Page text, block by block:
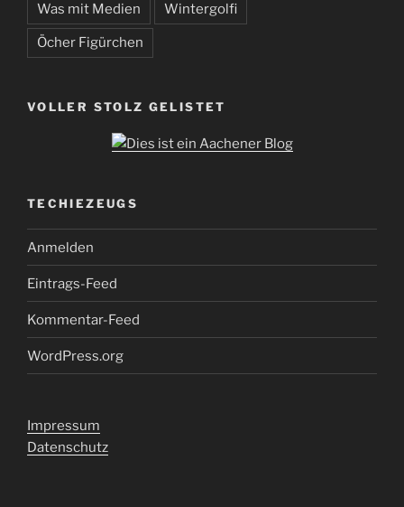
Was mit Medien Wintergolfi
Öcher Figürchen
VOLLER STOLZ GELISTET
TECHIEZEUGS
Anmelden
Eintrags-Feed
Kommentar-Feed
WordPress.org
Impressum
Datenschutz